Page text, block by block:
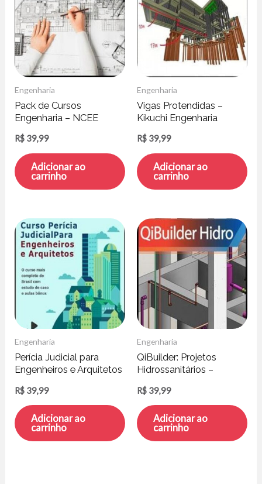
Engenharia
Pack de Cursos
Engenharia – NCEE
R$ 39,99
Adicionar ao
carrinho
Engenharia
Vigas Protendidas –
Kikuchi Engenharia
R$ 39,99
Adicionar ao
carrinho
Engenharia
Perícia Judicial para
Engenheiros e Arquitetos
R$ 39,99
Adicionar ao
carrinho
Engenharia
QiBuilder: Projetos
Hidrossanitários –
R$ 39,99
Adicionar ao
carrinho